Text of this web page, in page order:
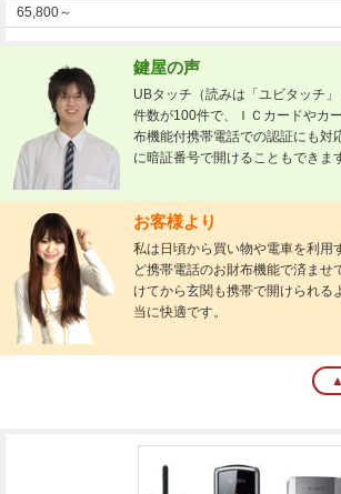
65,800～
鍵屋の声
UBタッチ（読みは「ユビタッチ
件数が100件で、ＩＣカードやカ
布機能付携帯電話での認証にも対
に暗証番号で開けることもできま
お客様より
私は日頃から買い物や電車を利用
ど携帯電話のお財布機能で済ませ
けてから玄関も携帯で開けられる
当に快適です。